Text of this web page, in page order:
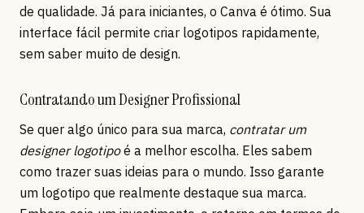
de qualidade. Já para iniciantes, o Canva é ótimo. Sua
interface fácil permite criar logotipos rapidamente,
sem saber muito de design.
Contratando um Designer Profissional
Se quer algo único para sua marca, contratar um
designer logotipoé a melhor escolha. Eles sabem
como trazer suas ideias para o mundo. Isso garante
um logotipo que realmente destaque sua marca.